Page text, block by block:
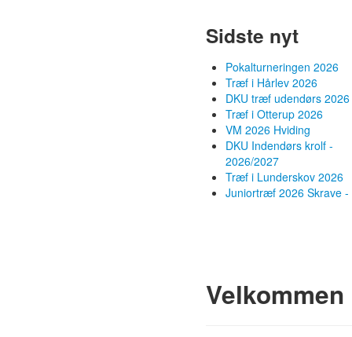
Sidste nyt
Pokalturneringen 2026
Træf i Hårlev 2026
DKU træf udendørs 2026
Træf i Otterup 2026
VM 2026 Hviding
DKU Indendørs krolf -
2026/2027
Træf i Lunderskov 2026
Juniortræf 2026 Skrave -
Velkommen